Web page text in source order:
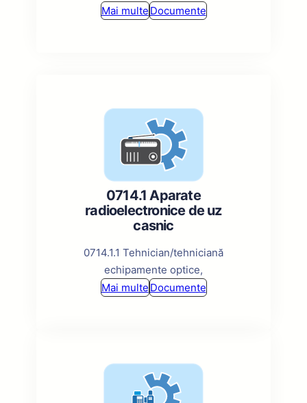
Mai multe Documente
0714.1 Aparate
radioelectronice de uz
casnic
0714.1.1 Tehnician/tehniciană
echipamente optice,
Mai multe Documente